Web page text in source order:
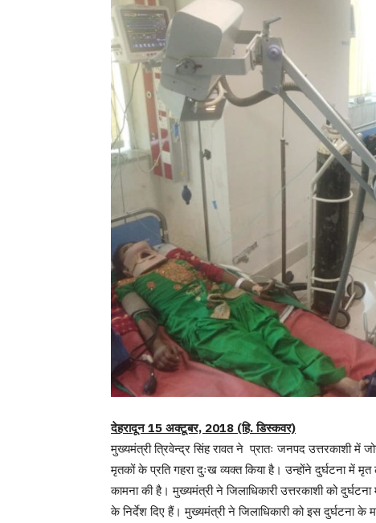
देहरादून 15 अक्टूबर, 2018 (हि. डिस्कवर)
मुख्यमंत्री त्रिवेन्द्र सिंह रावत ने प्रातः जनपद उत्तरकाशी
मृतकों के प्रति गहरा दुःख व्यक्त किया है। उन्होंने दुर्घटना में
कामना की है। मुख्यमंत्री ने जिलाधिकारी उत्तरकाशी को
के निर्देश दिए हैं। मुख्यमंत्री ने जिलाधिकारी को इस दुर्घटना